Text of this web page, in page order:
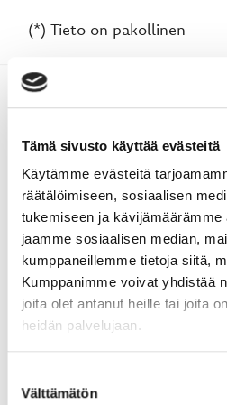
Tämä sivusto käyttää evästeitä
Käytämme evästeitä
räätälöimiseen, sosiaalisen
tukemiseen ja
jaamme sosiaalisen median,
kumppaneillemme tietoja siitä,
Kumppanimme voivat yhdistää
joita olet antanut heille tai joita
heidän palvelujaan.
valinta
Välttämätön
(*) Tieto on pakollinen